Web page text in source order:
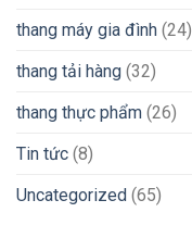
thang máy gia đình (24)
thang tải hàng (32)
thang thực phẩm (26)
Tin tức (8)
Uncategorized (65)